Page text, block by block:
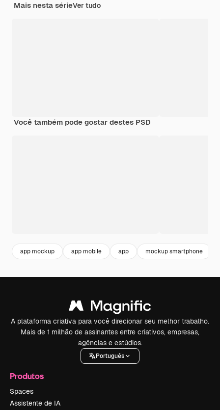
Mais nesta sérieVer tudo
Você também pode gostar destes PSD
app mockup app mobile app mockup smartphone
A plataforma criativa para você direcionar seu melhor trabalho.
Mais de 1 milhão de assinantes entre criativos, empresas,
agências e estúdios.
Português
Produtos
Spaces
Assistente de IA